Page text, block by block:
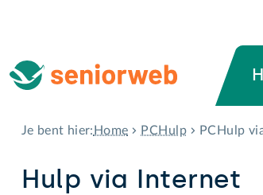
Je bent hier: Home PCHulp PCHulp
Hulp via Internet